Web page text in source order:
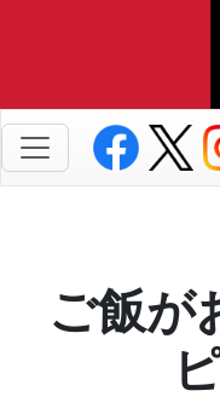
ご飯が